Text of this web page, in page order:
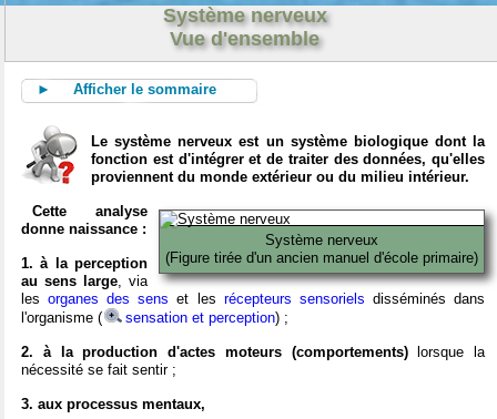
Système nerveux
Vue d'ensemble
► Afficher le sommaire
Le système nerveux est un système biologique dont la
fonction est d'intégrer et de traiter des données, qu'elles
proviennent du monde extérieur ou du milieu intérieur.
Système nerveux
(Figure tirée d'un ancien manuel d'école primaire)
Cette analyse
donne naissance :
1. à la perception
au sens large, via
lesorganes des sens et les récepteurs sensoriels disséminés dans
l'organisme (
sensation et perception) ;
2. à la production d'actes moteurs (comportements)lorsque la
nécessité se fait sentir ;
3. aux processus mentaux,